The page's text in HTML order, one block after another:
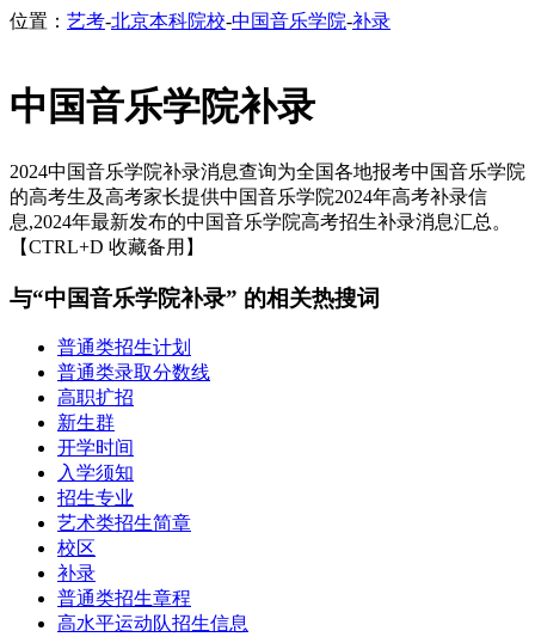
位置： 艺考-北京本科院校-中国音乐学院-补录
中国音乐学院补录
2024中国音乐学院补录消息查询为全国各地报考中国音乐学院
的高考生及高考家长提供中国音乐学院2024年高考补录信
息,2024年最新发布的中国音乐学院高考招生补录消息汇总。
【CTRL+D 收藏备用】
与“中国音乐学院补录” 的相关热搜词
普通类招生计划
普通类录取分数线
高职扩招
新生群
开学时间
入学须知
招生专业
艺术类招生简章
校区
补录
普通类招生章程
高水平运动队招生信息